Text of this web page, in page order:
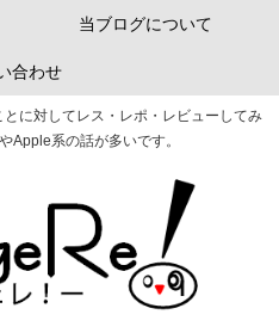
に対してレス・レポ・レビューしてみ
Apple系の話が多いです。
当ブログについて
合わせ